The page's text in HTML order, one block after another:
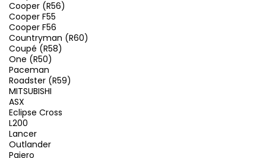
Cooper (R56)
Cooper F55
Cooper F56
Countryman (R60)
Coupé (R58)
One (R50)
Paceman
Roadster (R59)
MITSUBISHI
ASX
Eclipse Cross
L200
Lancer
Outlander
Pajero